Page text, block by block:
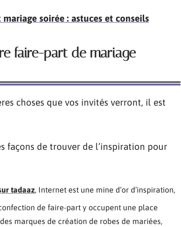
soirée : astuces et conseils
faire-part de mariage
choses que vos invités verront, il est
façons de trouver de l’inspiration pour
tadaaz, Internet est une mine d’or d’inspiration,
de faire-part y occupent une place
marques de création de robes de mariées,